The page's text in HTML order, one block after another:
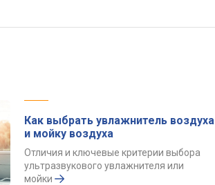
Как выбрать увлажнитель воздуха
и мойку воздуха
Отличия и ключевые критерии выбора
ультразвукового увлажнителя или
мойки